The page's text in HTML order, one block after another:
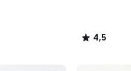
4,5
/